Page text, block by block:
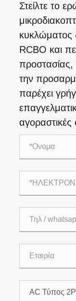
Στείλτε το
κυκλώματος
RCBO και
προστασίας,
την
παρέχει